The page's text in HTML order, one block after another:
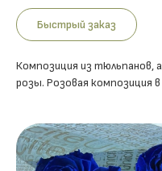
Быстрый заказ
Композиция из тюльпанов,
розы. Розовая композиция